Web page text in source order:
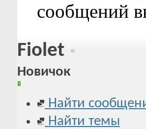
сообщений
Fiolet
Новичок
Найти
Найти темы